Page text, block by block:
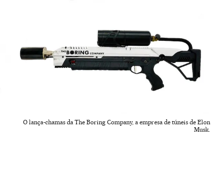
O lança-chamas da The Boring Company, a empresa de túneis de Elon
Musk.